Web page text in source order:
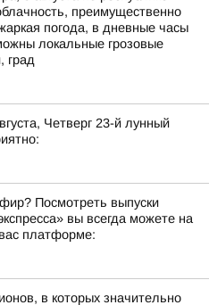
преимущественно
погода, в дневные часы
локальные грозовые
град
Четверг 23-й лунный
Посмотреть выпуски
вы всегда можете на
платформе:
в которых значительно